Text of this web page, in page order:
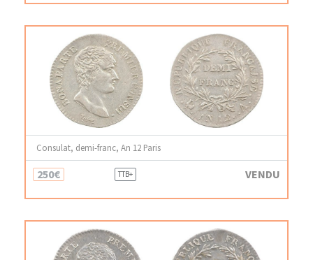
Consulat, demi-franc, An 12 Paris
250€ TTB+ VENDU